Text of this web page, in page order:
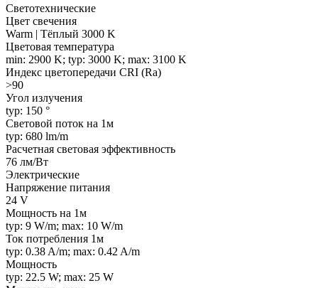
Светотехнические
Цвет свечения
Warm | Тёплый 3000 K
Цветовая температура
min: 2900 K; typ: 3000 K; max: 3100 K
Индекс цветопередачи CRI (Ra)
>90
Угол излучения
typ: 150 °
Световой поток на 1м
typ: 680 lm/m
Расчетная световая эффективность
76 лм/Вт
Электрические
Напряжение питания
24 V
Мощность на 1м
typ: 9 W/m; max: 10 W/m
Ток потребления 1м
typ: 0.38 A/m; max: 0.42 A/m
Мощность
typ: 22.5 W; max: 25 W